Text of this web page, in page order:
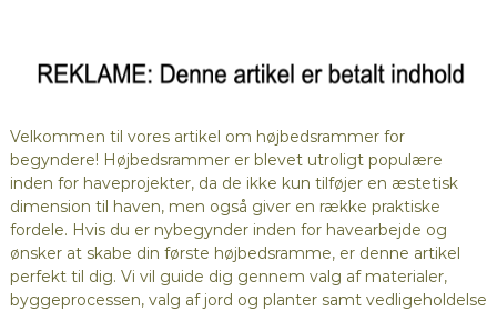
Velkommen til vores artikel om højbedsrammer for
begyndere! Højbedsrammer er blevet utroligt populære
inden for haveprojekter, da de ikke kun tilføjer en æstetisk
dimension til haven, men også giver en række praktiske
fordele. Hvis du er nybegynder inden for havearbejde og
ønsker at skabe din første højbedsramme, er denne artikel
perfekt til dig. Vi vil guide dig gennem valg af materialer,
byggeprocessen, valg af jord og planter samt vedligeholdelse